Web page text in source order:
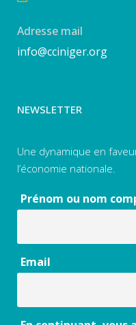
Adresse mail
info@cciniger.org
NEWSLETTER
Une dynamique en
l’économie nationale.
Prénom ou nom
Email